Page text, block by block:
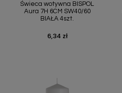
Świeca wotywna BISPOL
Aura 7H 6CM SW40/60
BIAŁA 4szt.
Cena
6,34 zł